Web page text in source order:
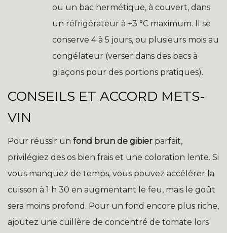
ou un bac hermétique, à couvert, dans
un réfrigérateur à +3 °C maximum. Il se
conserve 4 à 5 jours, ou plusieurs mois au
congélateur (verser dans des bacs à
glaçons pour des portions pratiques).
CONSEILS ET ACCORD METS-
VIN
Pour réussir un fond brun de gibier parfait,
privilégiez des os bien frais et une coloration lente. Si
vous manquez de temps, vous pouvez accélérer la
cuisson à 1 h 30 en augmentant le feu, mais le goût
sera moins profond. Pour un fond encore plus riche,
ajoutez une cuillère de concentré de tomate lors